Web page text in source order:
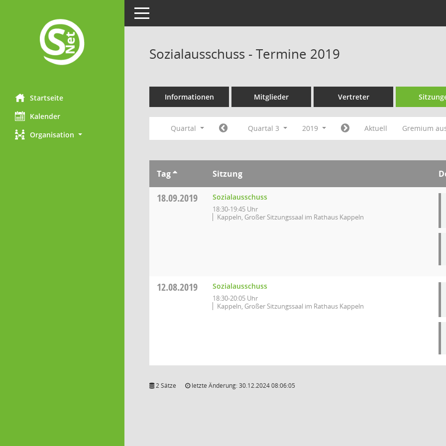
Startseite
Kalender
Organisation
Toggle navigation
Sozialausschuss - Termine 2019
Informationen Mitglieder Vertreter
Quartal Quartal 3 2019 Aktuell Gremium
Tag Sitzung
18.09.2019 Sozialausschuss
18:30-19:45 Uhr
Kappeln, Großer Sitzungssaal im Rathaus Kappeln
12.08.2019 Sozialausschuss
18:30-20:05 Uhr
Kappeln, Großer Sitzungssaal im Rathaus Kappeln
2 Sätze letzte Änderung: 30.12.2024 08:06:05